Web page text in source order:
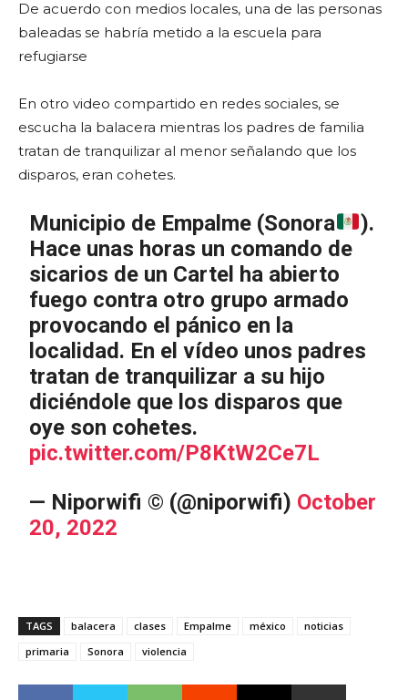
De acuerdo con medios locales, una de las personas
baleadas se habría metido a la escuela para
refugiarse
En otro video compartido en redes sociales, se
escucha la balacera mientras los padres de familia
tratan de tranquilizar al menor señalando que los
disparos, eran cohetes.
Municipio de Empalme (Sonora
).
Hace unas horas un comando de
sicarios de un Cartel ha abierto
fuego contra otro grupo armado
provocando el pánico en la
localidad. En el vídeo unos padres
tratan de tranquilizar a su hijo
diciéndole que los disparos que
oye son cohetes.
pic.twitter.com/P8KtW2Ce7L
— Niporwifi © (@niporwifi) October
20, 2022
TAGS balacera clases Empalme méxico
noticias
primaria
Sonora violencia